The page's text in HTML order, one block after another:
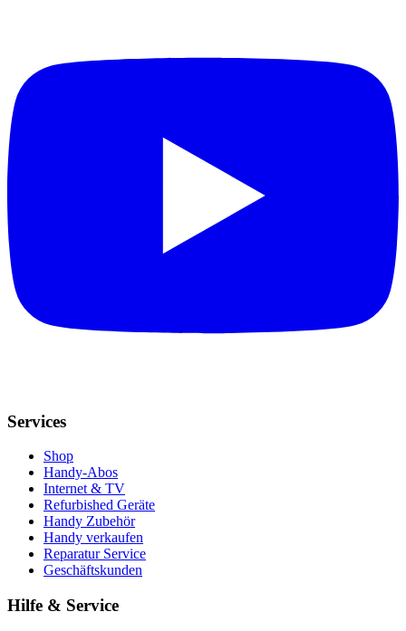
Services
Shop
Handy-Abos
Internet & TV
Refurbished Geräte
Handy Zubehör
Handy verkaufen
Reparatur Service
Geschäftskunden
Hilfe & Service